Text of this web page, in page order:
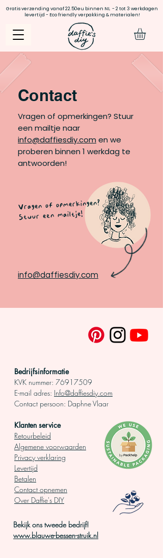
Gratis verzending vanaf 22.50eu binnen NL - 2 tot 3 werkdagen
levertijd - Eco friendly verpakking & materialen!
Contact
Vragen of opmerkingen? Stuur
een mailtje naar
info@daffiesdiy.com en we
proberen binnen 1 werkdag te
antwoorden!
Vragen of opmerkingen?
Stuur een mailtje!
info@daffiesdiy.com
Bedrijfsinformatie
KVK nummer: 76917509
E-mail adres: Info@daffiesdiy.com
Contact persoon: Daphne Vlaar
Klanten service
Retourbeleid
Algemene voorwaarden
Privacy verklaring
Levertijd
Betalen
Contact opnemen
Over Daffie's DIY
Bekijk ons tweede bedrijf!
www.blauwe-bessen-struik.nl